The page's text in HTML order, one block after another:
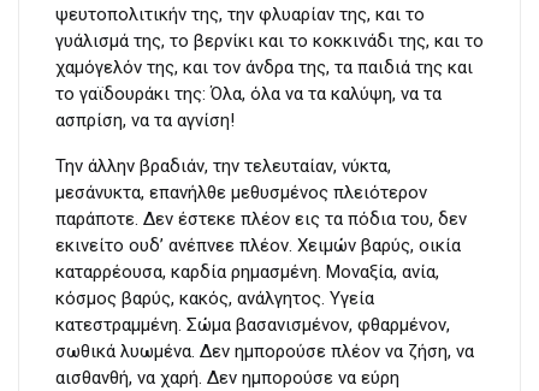
ψευτοπολιτικήν της, την φλυαρίαν της, και το
γυάλισμά της, το βερνίκι και το κοκκινάδι της, και το
χαμόγελόν της, και τον άνδρα της, τα παιδιά της και
το γαϊδουράκι της: Όλα, όλα να τα καλύψη, να τα
ασπρίση, να τα αγνίση!
Την άλλην βραδιάν, την τελευταίαν, νύκτα,
μεσάνυκτα, επανήλθε μεθυσμένος πλειότερον
παράποτε. Δεν έστεκε πλέον εις τα πόδια του, δεν
εκινείτο ουδ’ ανέπνεε πλέον. Χειμών βαρύς, οικία
καταρρέουσα, καρδία ρημασμένη. Μοναξία, ανία,
κόσμος βαρύς, κακός, ανάλγητος. Υγεία
κατεστραμμένη. Σώμα βασανισμένον, φθαρμένον,
σωθικά λυωμένα. Δεν ημπορούσε πλέον να ζήση, να
αισθανθή, να χαρή. Δεν ημπορούσε να εύρη